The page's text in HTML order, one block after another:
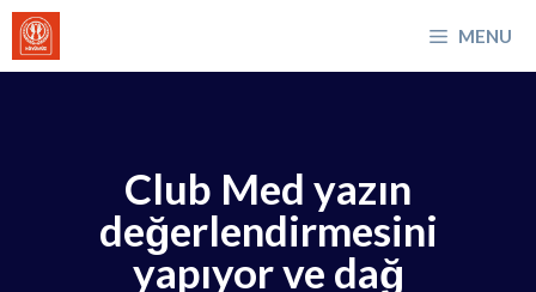
İçeriğe
atla
MENU
Club Med yazın
değerlendirmesini
yapıyor ve dağ